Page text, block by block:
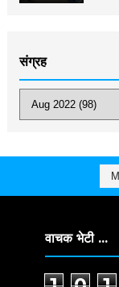
संग्रह
वाचक भेटी ...